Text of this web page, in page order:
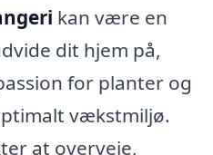
kan være en
dit hjem på,
for planter og
vækstmiljø.
at overveje,